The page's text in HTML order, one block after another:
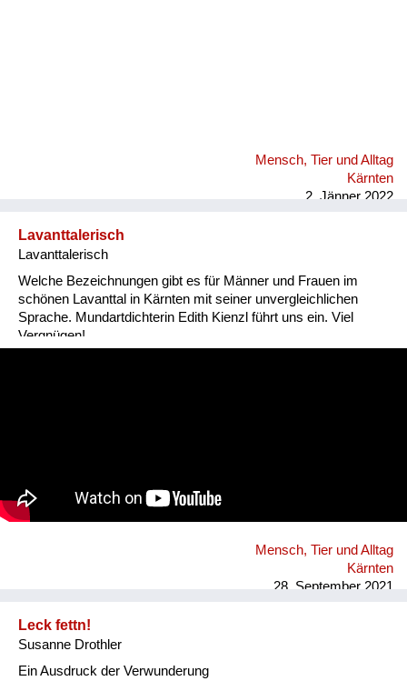
Mensch, Tier und Alltag
Kärnten
2. Jänner 2022
Lavanttalerisch
Lavanttalerisch
Welche Bezeichnungen gibt es für Männer und Frauen im
schönen Lavanttal in Kärnten mit seiner unvergleichlichen
Sprache. Mundartdichterin Edith Kienzl führt uns ein. Viel
Vergnügen!
Mensch, Tier und Alltag
Kärnten
28. September 2021
Leck fettn!
Susanne Drothler
Ein Ausdruck der Verwunderung